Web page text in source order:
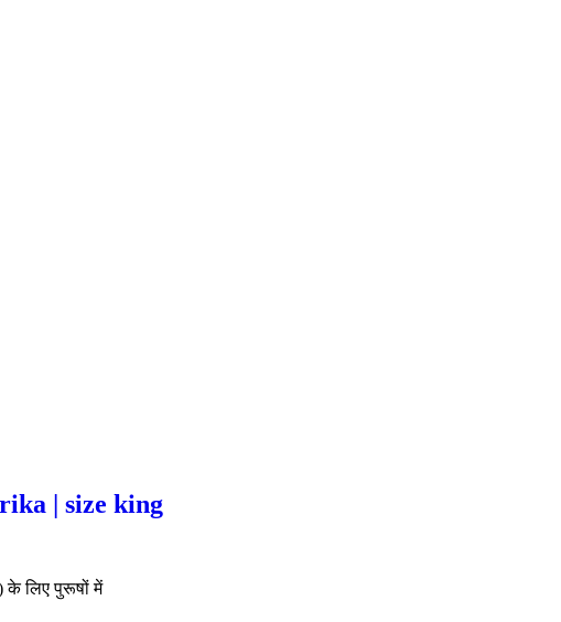
| size king
के लिए पुरूषों में